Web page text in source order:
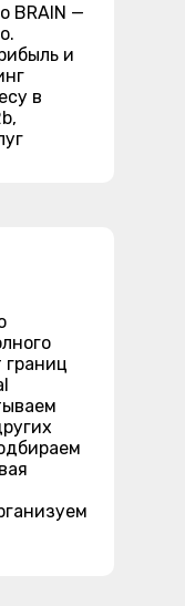
BRAIN —
и
в
границ